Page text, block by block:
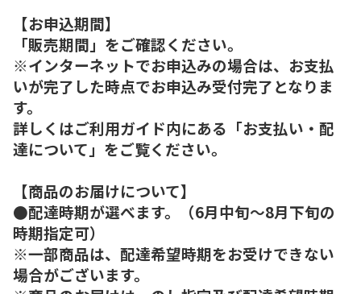
【お申込期間】
「販売期間」をご確認ください。
※インターネットでお申込みの場合は、お支払
いが完了した時点でお申込み受付完了となりま
す。
詳しくはご利用ガイド内にある「お支払い・配
達について」をご覧ください。
【商品のお届けについて】
●配達時期が選べます。（6月中旬～8月下旬の
時期指定可）
※一部商品は、配達希望時期をお受けできない
場合がございます。